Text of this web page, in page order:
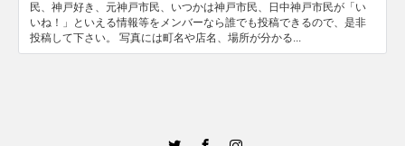
民、神戸好き、元神戸市民、いつかは神戸市民、日中神戸市民が「い
いね！」といえる情報等をメンバーなら誰でも投稿できるので、是非
投稿して下さい。 写真には町名や店名、場所が分かる...